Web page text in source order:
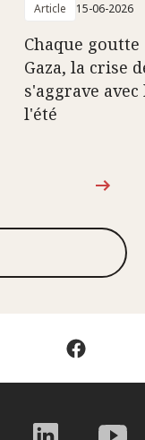
Article 15-06-2026
Chaque goutte
Gaza, la crise
s'aggrave
l'été